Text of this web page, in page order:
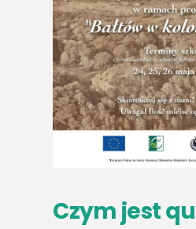
Czym jest